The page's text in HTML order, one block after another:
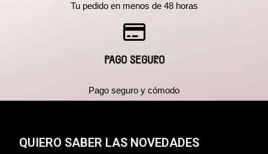
Tu pedido en menos de 48 horas
PAGO SEGURO
Pago seguro y cómodo
QUIERO SABER LAS NOVEDADES